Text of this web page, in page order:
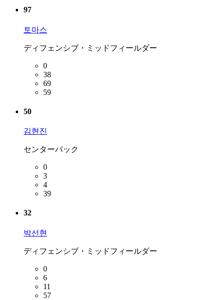
97
토마스
ディフェンシブ・ミッドフィールダー
0
38
69
59
50
김현진
センターバック
0
3
4
39
32
박선현
ディフェンシブ・ミッドフィールダー
0
6
11
57